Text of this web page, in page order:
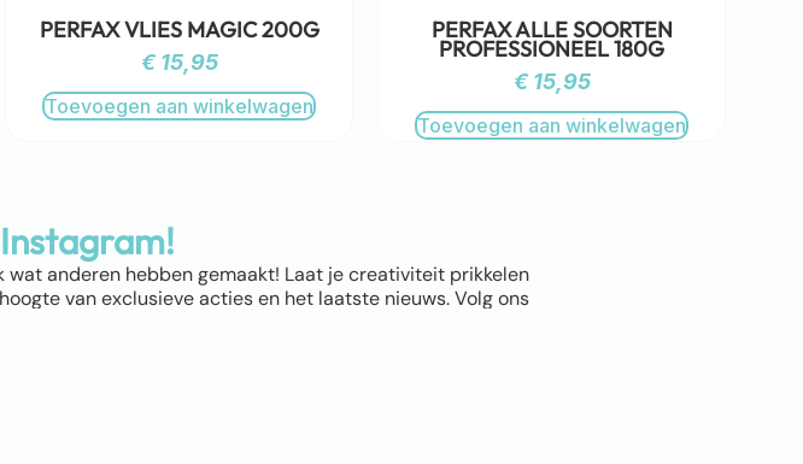
PERFAX VLIES MAGIC 200G
€15,95
Toevoegen aan winkelwagen
PERFAX ALLE SOORTEN
PROFESSIONEEL 180G
€15,95
Toevoegen aan winkelwagen
anderen hebben gemaakt! Laat je creativiteit prikkelen
van exclusieve acties en het laatste nieuws. Volg ons